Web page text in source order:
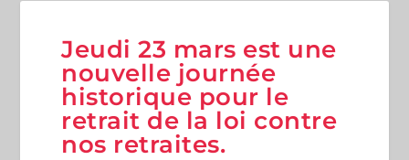
Jeudi 23 mars est une
nouvelle journée
historique pour le
retrait de la loi contre
nos retraites.